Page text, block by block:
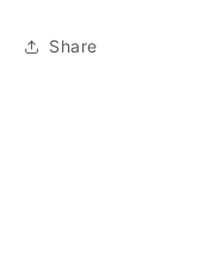
Share